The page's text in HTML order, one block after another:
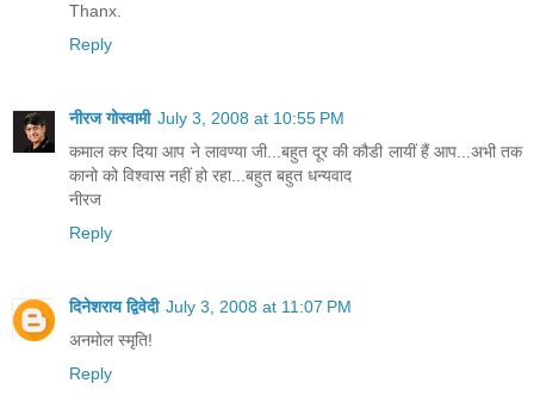
Thanx.
Reply
नीरज गोस्वामी July 3, 2008 at 10:55 PM
कमाल कर दिया आप ने लावण्या जी...बहुत दूर की कौडी लायीं हैं आप...अभी तक
कानो को विश्वास नहीं हो रहा...बहुत बहुत धन्यवाद
नीरज
Reply
दिनेशराय द्विवेदी July 3, 2008 at 11:07 PM
अनमोल स्मृति!
Reply